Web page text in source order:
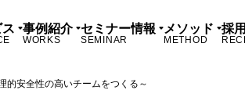
事例紹介
WORKS
セミナー情報
SEMINAR
メソッド
METHOD
採
的安全性の高いチームをつくる～